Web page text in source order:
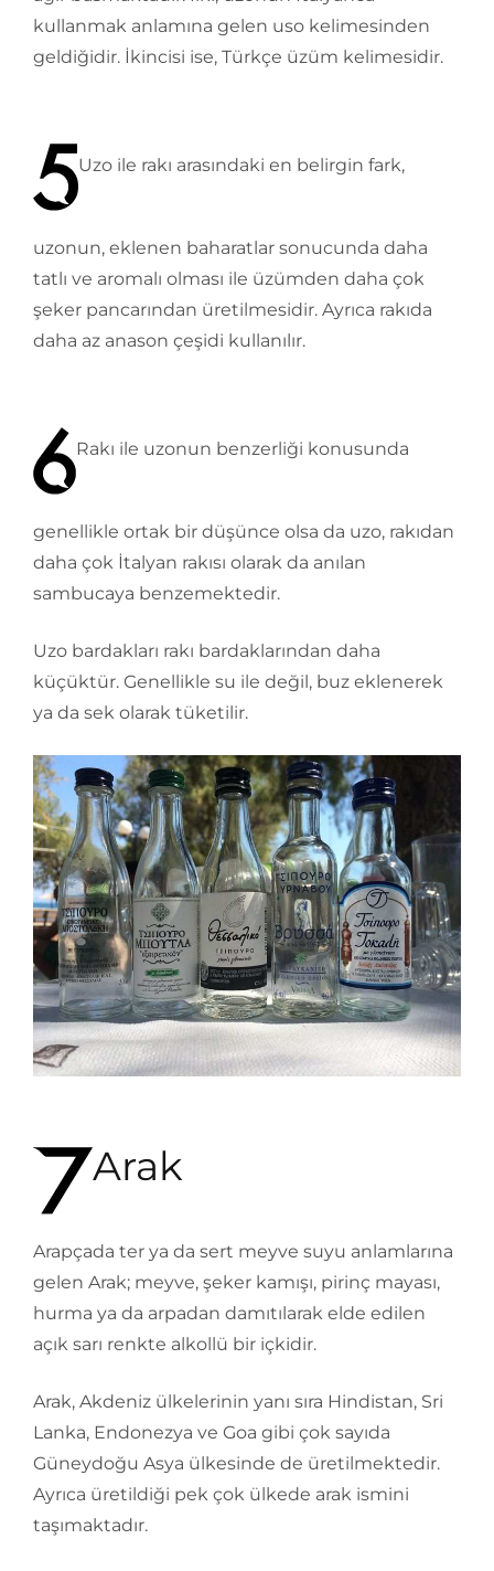
kullanmak anlamına gelen uso kelimesinden
geldiğidir. İkincisi ise, Türkçe üzüm kelimesidir.
Uzo ile rakı arasındaki en belirgin fark,
uzonun, eklenen baharatlar sonucunda daha
tatlı ve aromalı olması ile üzümden daha çok
şeker pancarından üretilmesidir. Ayrıca rakıda
daha az anason çeşidi kullanılır.
Rakı ile uzonun benzerliği konusunda
genellikle ortak bir düşünce olsa da uzo, rakıdan
daha çok İtalyan rakısı olarak da anılan
sambucaya benzemektedir.
Uzo bardakları rakı bardaklarından daha
küçüktür. Genellikle su ile değil, buz eklenerek
ya da sek olarak tüketilir.
Arak
Arapçada ter ya da sert meyve suyu anlamlarına
gelen Arak; meyve, şeker kamışı, pirinç mayası,
hurma ya da arpadan damıtılarak elde edilen
açık sarı renkte alkollü bir içkidir.
Arak, Akdeniz ülkelerinin yanı sıra Hindistan, Sri
Lanka, Endonezya ve Goa gibi çok sayıda
Güneydoğu Asya ülkesinde de üretilmektedir.
Ayrıca üretildiği pek çok ülkede arak ismini
taşımaktadır.